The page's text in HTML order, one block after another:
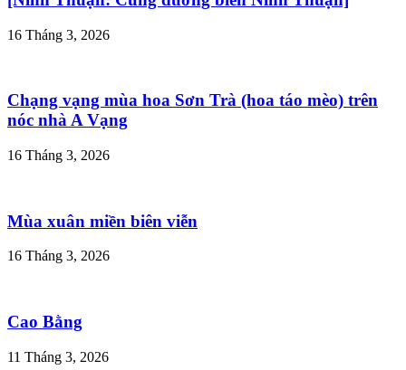
16 Tháng 3, 2026
Chạng vạng mùa hoa Sơn Trà (hoa táo mèo) trên
nóc nhà A Vạng
16 Tháng 3, 2026
Mùa xuân miền biên viễn
16 Tháng 3, 2026
Cao Bằng
11 Tháng 3, 2026